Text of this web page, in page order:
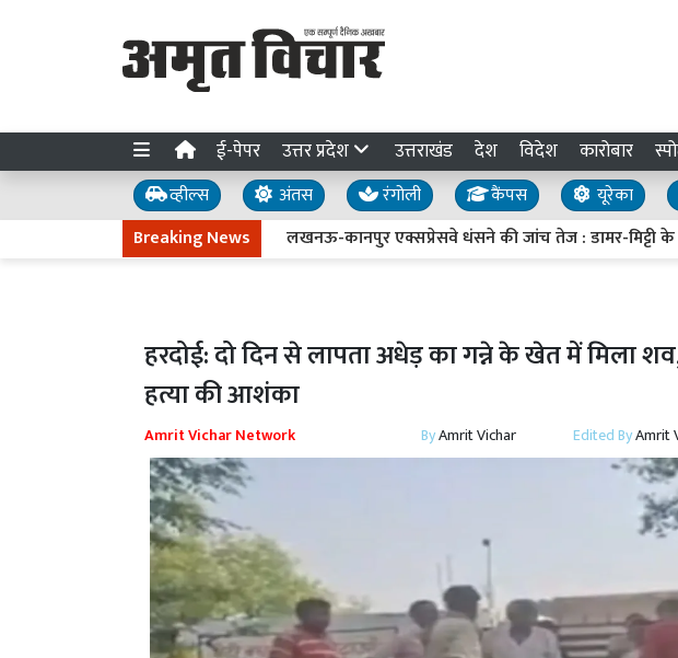
ई-पेपर उत्तर प्रदेश उत्तराखंड देश विदेश कारोबार
व्हील्स अंतस रंगोली कैंपस यूरेका
Breaking Newsलखनऊ-कानपुर एक्सप्रेसवे धंसने की जांच तेज : डामर-मिट्टी के नमूने
हरदोई: दो दिन से लापता अधेड़ का गन्ने के खेत में मिला
हत्या की आशंका
Amrit Vichar Network ByAmrit Vichar Edited ByAmrit